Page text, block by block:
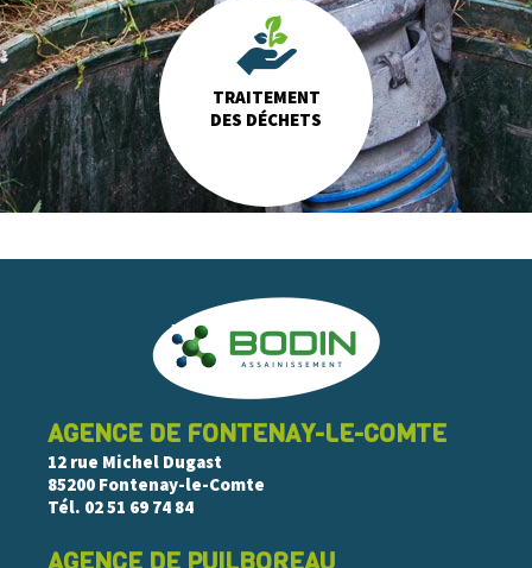
TRAITEMENT
DES DÉCHETS
AGENCE DE FONTENAY-LE-COMTE
12 rue Michel Dugast
85200 Fontenay-le-Comte
Tél. 02 51 69 74 84